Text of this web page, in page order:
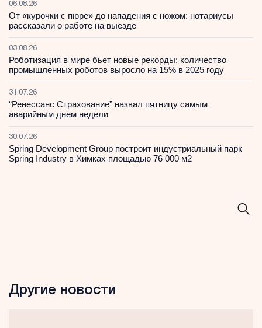
06.08.26
От «курочки с пюре» до нападения с ножом: нотариусы
рассказали о работе на выезде
03.08.26
Роботизация в мире бьет новые рекорды: количество
промышленных роботов выросло на 15% в 2025 году
31.07.26
“Ренессанс Страхование” назвал пятницу самым
аварийным днем недели
30.07.26
Spring Development Group построит индустриальный парк
Spring Industry в Химках площадью 76 000 м2
Другие новости